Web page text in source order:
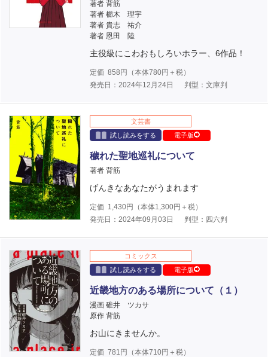
著者 背筋
著者 櫛木 理宇
著者 貴志 祐介
著者 恩田 陸
主役級にこわおもしろいホラー、6作品！
定価 858 円（本体780円＋税）
発売日：2024年12月24日
判型：文庫判
文芸書
試し読みをする
電子版
穢れた聖地巡礼について
著者 背筋
げんきなあなたがうまれます
定価 1,430円（本体1,300円＋税）
発売日：2024年09月03日
判型：四六判
コミックス
試し読みをする
電子版
近畿地方のある場所について（１）
漫画 碓井 ツカサ
原作 背筋
お山にきませんか。
定価 781 円（本体710円＋税）